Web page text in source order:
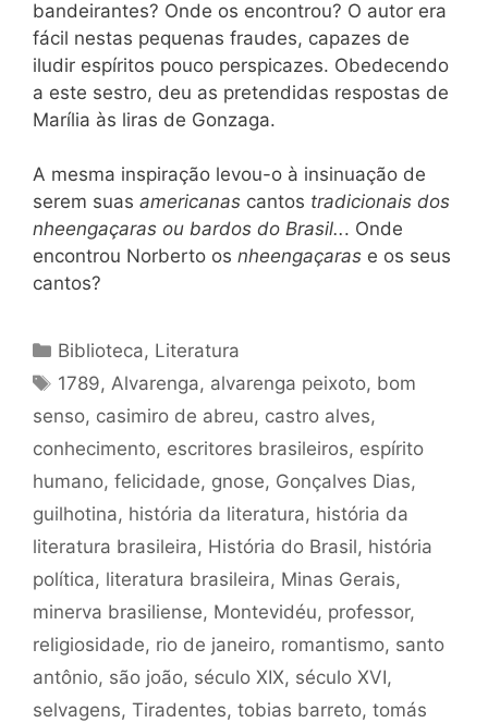
bandeirantes? Onde os encontrou? O autor era
fácil nestas pequenas fraudes, capazes de
iludir espíritos pouco perspicazes. Obedecendo
a este sestro, deu as pretendidas respostas de
Marília às liras de Gonzaga.
A mesma inspiração levou-o à insinuação de
serem suas americanas cantos tradicionais dos
nheengaçaras ou bardos do Brasil... Onde
encontrou Norberto os nheengaçaras e os seus
cantos?
Categorias
Biblioteca, Literatura
Tags
1789,Alvarenga, alvarenga peixoto, bom
senso, casimiro de abreu, castro alves,
conhecimento, escritores brasileiros, espírito
humano, felicidade, gnose, Gonçalves Dias,
guilhotina, história da literatura, história da
literatura brasileira, História do Brasil, história
política, literatura brasileira, Minas Gerais,
minerva brasiliense, Montevidéu, professor,
religiosidade, rio de janeiro, romantismo, santo
antônio, são joão, século XIX, século XVI,
selvagens, Tiradentes, tobias barreto, tomás